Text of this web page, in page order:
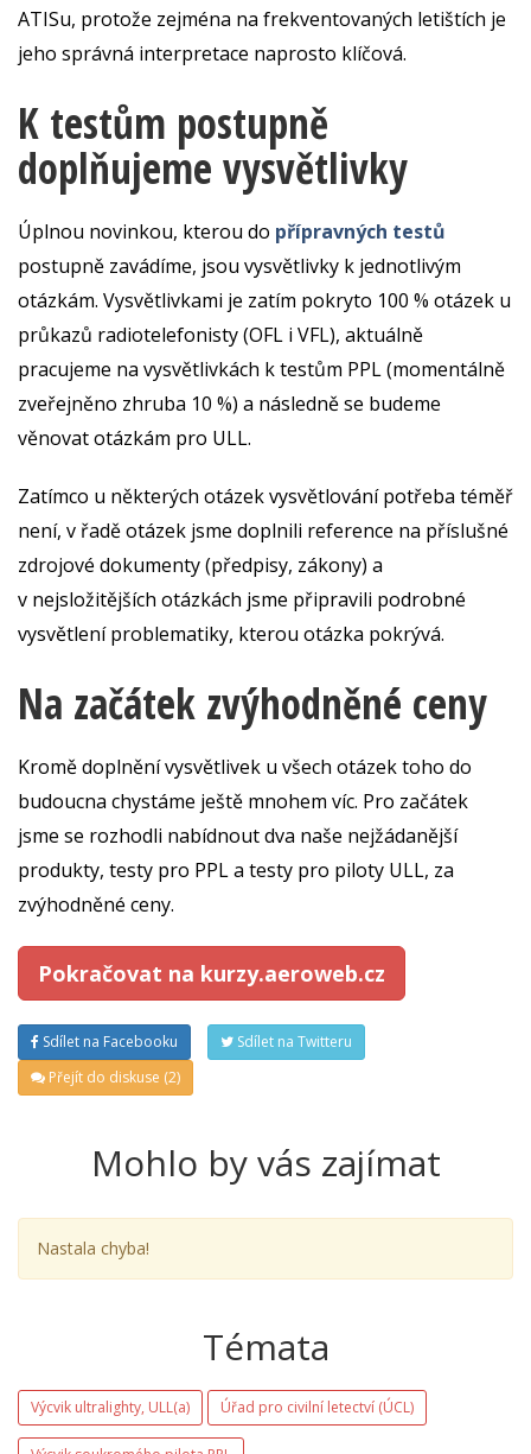
ATISu, protože zejména na frekventovaných letištích je
jeho správná interpretace naprosto klíčová.
K testům postupně
doplňujeme vysvětlivky
Úplnou novinkou, kterou do přípravných testů
postupně zavádíme, jsou vysvětlivky k jednotlivým
otázkám. Vysvětlivkami je zatím pokryto 100 % otázek u
průkazů radiotelefonisty (OFL i VFL), aktuálně
pracujeme na vysvětlivkách k testům PPL (momentálně
zveřejněno zhruba 10 %) a následně se budeme
věnovat otázkám pro ULL.
Zatímco u některých otázek vysvětlování potřeba téměř
není, v řadě otázek jsme doplnili reference na příslušné
zdrojové dokumenty (předpisy, zákony) a
v nejsložitějších otázkách jsme připravili podrobné
vysvětlení problematiky, kterou otázka pokrývá.
Na začátek zvýhodněné ceny
Kromě doplnění vysvětlivek u všech otázek toho do
budoucna chystáme ještě mnohem víc. Pro začátek
jsme se rozhodli nabídnout dva naše nejžádanější
produkty, testy pro PPL a testy pro piloty ULL, za
zvýhodněné ceny.
Pokračovat na kurzy.aeroweb.cz
Sdílet na Facebooku
Sdílet na Twitteru
Přejít do diskuse (2)
Mohlo by vás zajímat
Nastala chyba!
Témata
Výcvik ultralighty, ULL(a) Úřad pro civilní letectví (ÚCL)